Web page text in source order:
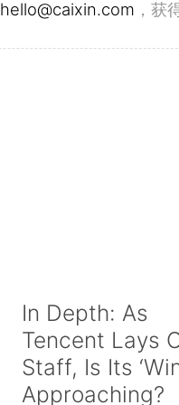
hello@caixin.com ，获
In Depth: As
Tencent Lays
Staff, Is Its
Approaching?